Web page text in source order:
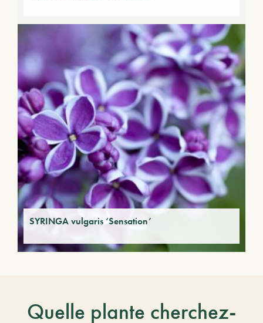
SYRINGA vulgaris ‘Sensation’
Quelle plante cherchez-